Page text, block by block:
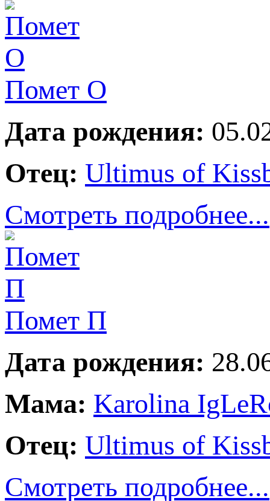
Помет О
Дата рождения:
Отец: Ultimus of
Смотреть подробнее...
Помет П
Дата рождения:
Мама: Karolina
Отец: Ultimus of
Смотреть подробнее...